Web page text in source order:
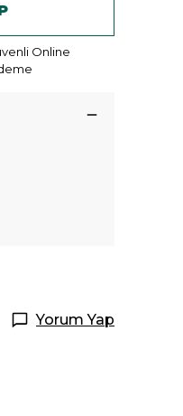
Online
Yorum Yap